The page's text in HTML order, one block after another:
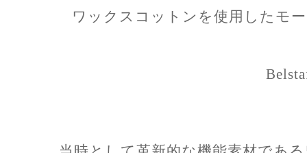
ワックスコットンを使用したモ